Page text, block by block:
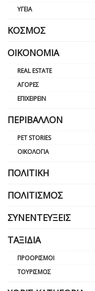
ΥΓΕΊΑ
ΚΌΣΜΟΣ
ΟΙΚΟΝΟΜΊΑ
REAL ESTATE
ΑΓΟΡΈΣ
ΕΠΙΧΕΙΡΕΊΝ
ΠΕΡΙΒΆΛΛΟΝ
PET STORIES
ΟΙΚΟΛΟΓΊΑ
ΠΟΛΙΤΙΚΉ
ΠΟΛΙΤΙΣΜΌΣ
ΣΥΝΕΝΤΕΎΞΕΙΣ
ΤΑΞΊΔΙΑ
ΠΡΟΟΡΙΣΜΟΊ
ΤΟΥΡΙΣΜΌΣ